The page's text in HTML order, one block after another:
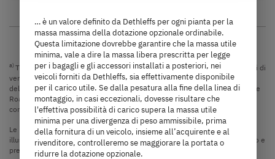
a) Tutti i prezzi sono prezzi di vendita raccomandati in EUR, basati sui prezzi di
vendita italiani. I prezzi in altri paesi possono differire a causa della valuta,
dell'IVA specifica del Paese, delle specifiche del Paese, delle tariffe On The
Road o dei dazi all'importazione. Contattate il vostro rivenditore locale per
conoscere i prezzi, le tasse e i dazi applicabili nel vostro Paese.
Le immagini riportate in questo configuratore di veicoli hanno solo scopo
illustrativo. Possono provenire da altri modelli o varianti di equipaggiamento e
presentare differenze.
… è un valore definito da Dethleffs per ogni pianta per la
massa massima della dotazione opzionale ordinabile.
Questa limitazione dovrebbe garantire che la massa utile
minima, vale a dire la massa libera prescritta per legge
per i bagagli e gli accessori installati a posteriori, nei
veicoli forniti da Dethleffs, sia effettivamente disponibile
per il carico utile. Se dalla pesatura alla fine della linea di
montaggio, in casi eccezionali, dovesse risultare che
l'effettiva possibilità di carico supera la massa utile
minima per una divergenza di peso ammissibile, prima
della fornitura di un veicolo, insieme all’acquirente e al
rivenditore, controlleremo se maggiorare la portata o
ridurre la dotazione opzionale.